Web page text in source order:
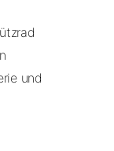
und